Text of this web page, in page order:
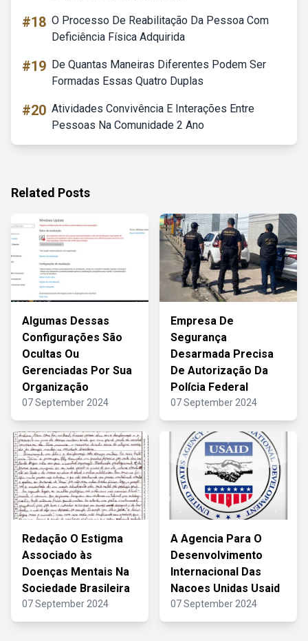
#18 O Processo De Reabilitação Da Pessoa Com
Deficiência Física Adquirida
#19 De Quantas Maneiras Diferentes Podem Ser
Formadas Essas Quatro Duplas
#20 Atividades Convivência E Interações Entre
Pessoas Na Comunidade 2 Ano
Related Posts
Algumas Dessas
Configurações São
Ocultas Ou
Gerenciadas Por Sua
Organização
07 September 2024
Empresa De
Segurança
Desarmada Precisa
De Autorização Da
Polícia Federal
07 September 2024
Redação O Estigma
Associado às
Doenças Mentais Na
Sociedade Brasileira
07 September 2024
A Agencia Para O
Desenvolvimento
Internacional Das
Nacoes Unidas Usaid
07 September 2024